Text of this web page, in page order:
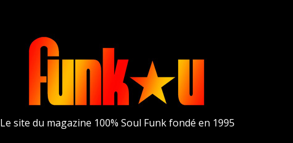
Le site du magazine 100% Soul Funk fondé en 1995